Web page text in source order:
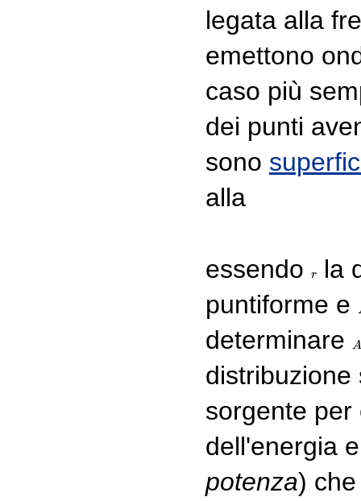
legata alla
emettono
caso più
dei punti
sono
alla
essendo r
r
la
puntiforme e
determinare A
A
distribuzione
sorgente
dell'energia
potenza)